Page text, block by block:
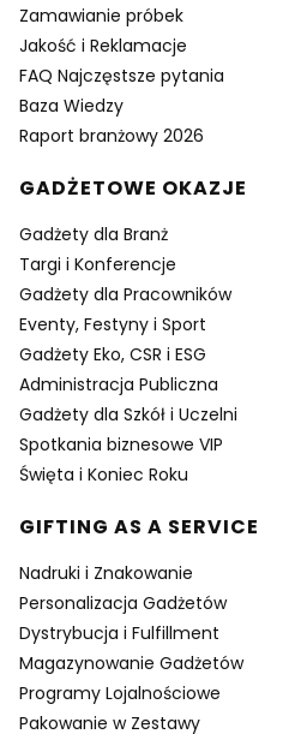
Zamawianie próbek
Jakość i Reklamacje
FAQ Najczęstsze pytania
Baza Wiedzy
Raport branżowy 2026
GADŻETOWE OKAZJE
Gadżety dla Branż
Targi i Konferencje
Gadżety dla Pracowników
Eventy, Festyny i Sport
Gadżety Eko, CSR i ESG
Administracja Publiczna
Gadżety dla Szkół i Uczelni
Spotkania biznesowe VIP
Święta i Koniec Roku
GIFTING AS A SERVICE
Nadruki i Znakowanie
Personalizacja Gadżetów
Dystrybucja i Fulfillment
Magazynowanie Gadżetów
Programy Lojalnościowe
Pakowanie w Zestawy